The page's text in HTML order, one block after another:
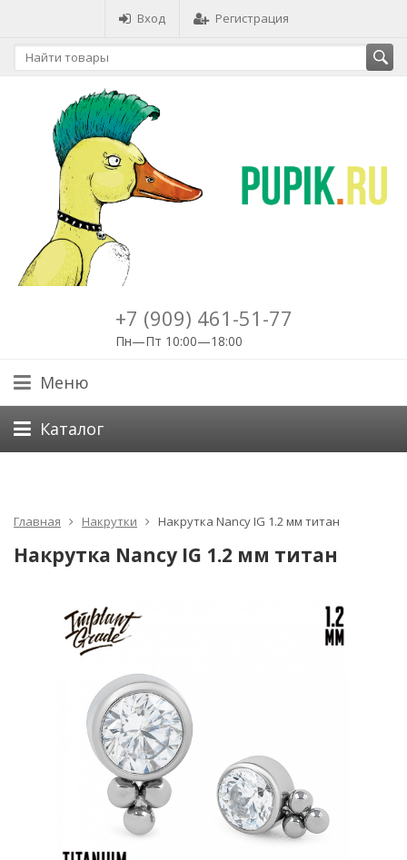
Вход Регистрация
+7 (909) 461-51-77
Пн—Пт 10:00—18:00
Меню
Каталог
Главная Накрутки Накрутка Nancy IG 1.2 мм титан
Накрутка Nancy IG 1.2 мм титан